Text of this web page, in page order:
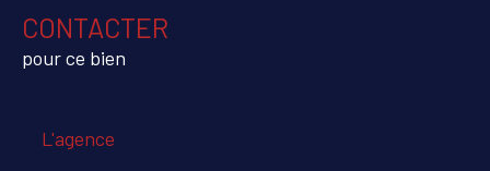
CONTACTER
pour ce bien
L'agence